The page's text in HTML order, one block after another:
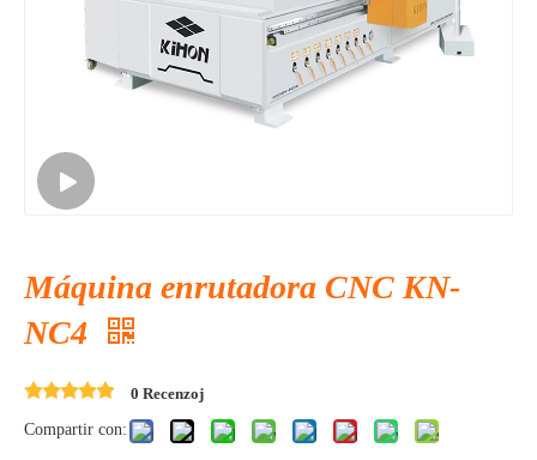
Máquina enrutadora CNC KN-
NC4
0 Recenzoj
Compartir con: